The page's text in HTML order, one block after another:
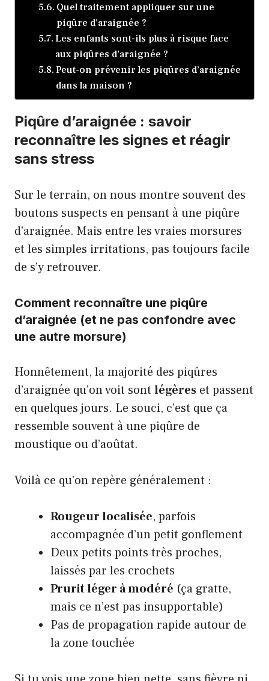
Quel traitement appliquer sur une
piqûre d’araignée ?
Les enfants sont-ils plus à risque face
aux piqûres d’araignée ?
Peut-on prévenir les piqûres d’araignée
dans la maison ?
Piqûre d’araignée : savoir
reconnaître les signes et réagir
sans stress
Sur le terrain, on nous montre souvent des
boutons suspects en pensant à une piqûre
d’araignée. Mais entre les vraies morsures
et les simples irritations, pas toujours facile
de s’y retrouver.
Comment reconnaître une piqûre
d’araignée (et ne pas confondre avec
une autre morsure)
Honnêtement, la majorité des piqûres
d’araignée qu’on voit sont légères et passent
en quelques jours. Le souci, c’est que ça
ressemble souvent à une piqûre de
moustique ou d’aoûtat.
Voilà ce qu’on repère généralement :
Rougeur localisée, parfois
accompagnée d’un petit gonflement
Deux petits points très proches,
laissés par les crochets
Prurit léger à modéré (ça gratte,
mais ce n’est pas insupportable)
Pas de propagation rapide autour de
la zone touchée